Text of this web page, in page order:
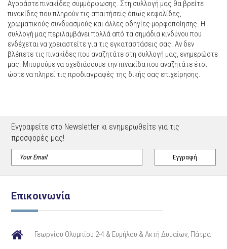
Αγοράστε πινακίδες συμμόρφωσης. Στη συλλογή μας θα βρείτε
πινακίδες που πληρούν τις απαιτήσεις όπως κεφαλίδες,
χρωματικούς συνδυασμούς και άλλες οδηγίες μορφοποίησης. Η
συλλογή μας περιλαμβάνει πολλά από τα σημάδια κινδύνου που
ενδέχεται να χρειαστείτε για τις εγκαταστάσεις σας. Αν δεν
βλέπετε τις πινακίδες που αναζητάτε στη συλλογή μας, ενημερώστε
μας. Μπορούμε να σχεδιάσουμε την πινακίδα που αναζητάτε έτσι
ώστε να πληρεί τις προδιαγραφές της δικής σας επιχείρησης.
Εγγραφείτε στο Newsletter κι ενημερωθείτε για τις
προσφορές μας!
Επικοινωνία
Γεωργίου Ολυμπίου 2-4 & Ευμήλου & Ακτή Δυμαίων, Πάτρα